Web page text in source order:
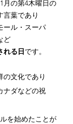
月の第4木曜日の
言葉であり
ール・スーパ
ど
れる日です。
の文化であり
ナダなどの祝
を始めたことが